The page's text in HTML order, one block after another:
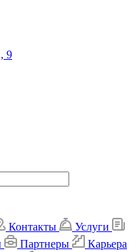
9
Контакты
Услуги
Партнеры
Карьера